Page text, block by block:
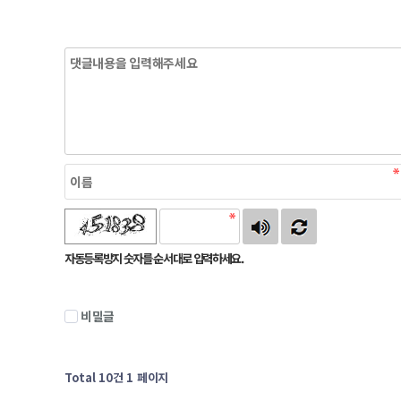
자동등록방지 숫자를 순서대로 입력하세요.
비밀글
Total 10건1 페이지